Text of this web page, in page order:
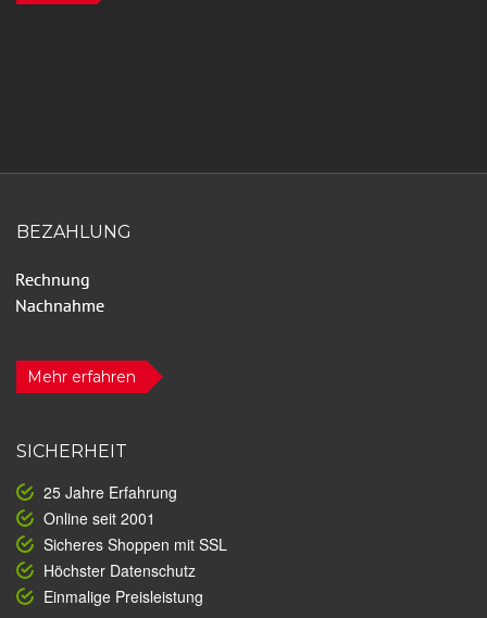
BEZAHLUNG
Mehr erfahren
SICHERHEIT
25 Jahre Erfahrung
Online seit 2001
Sicheres Shoppen mit SSL
Höchster Datenschutz
Einmalige Preisleistung